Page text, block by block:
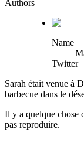
Authors
Name
Twitter
Sarah était venue à
barbecue dans le
Il y a quelque chose
pas reproduire.